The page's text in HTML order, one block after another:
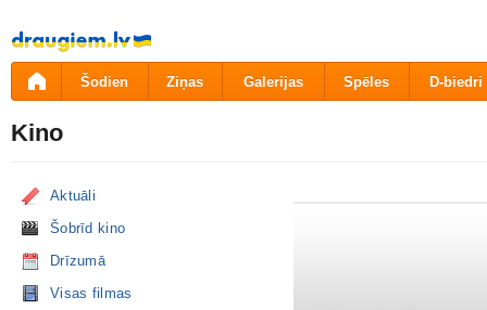
Pāriet
uz
saturu
Šodien Ziņas Galerijas Spēles D-biedri
Kino
Aktuāli
Šobrīd kino
Drīzumā
Visas filmas